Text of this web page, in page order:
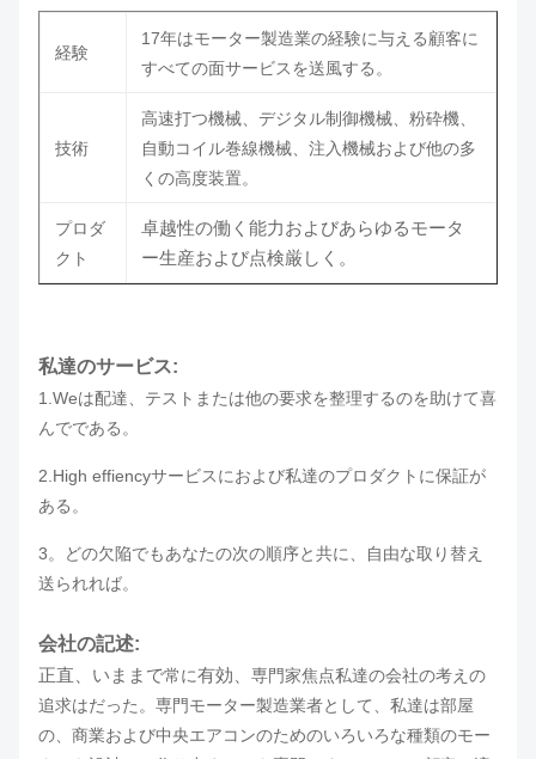
経験
17年はモーター製造業の経験に与える顧客に
すべての面サービスを送風する。
技術
高速打つ機械、デジタル制御機械、粉砕機、
自動コイル巻線機械、注入機械および他の多
くの高度装置。
プロダ
クト
卓越性の働く能力およびあらゆるモータ
ー生産および点検厳しく。
私達のサービス:
1.Weは配達、テストまたは他の要求を整理するのを助けて喜
んでである。
2.High effiencyサービスにおよび私達のプロダクトに保証が
ある。
3。どの欠陥でもあなたの次の順序と共に、自由な取り替え
送られれば。
会社の記述:
正直、いままで常に有効、 専門家焦点私達の会社の考えの
追求はだった。専門モーター製造業者として、私達は部屋
の、商業および中央エアコンのためのいろいろな種類のモー